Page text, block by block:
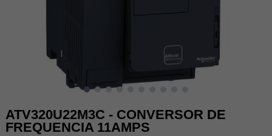
ATV320U22M3C - CONVERSOR DE
FREQUENCIA 11AMPS